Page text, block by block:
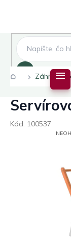
DomovZáhradné
Kód: 100537
PRIEMERNÉ